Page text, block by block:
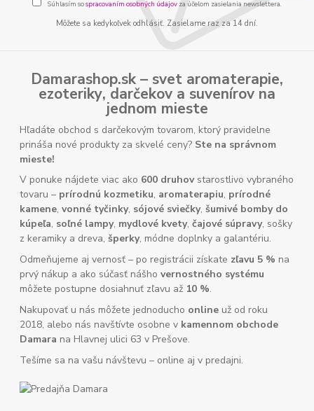
Súhlasím sospracovaním osobných údajov za účelom zasielania newslettera.
Môžete sa kedykoľvek odhlásiť. Zasielame raz za 14 dní.
Damarashop.sk – svet aromaterapie,
ezoteriky, darčekov a suvenírov na
jednom mieste
Hľadáte obchod s darčekovým tovarom, ktorý pravidelne
prináša nové produkty za skvelé ceny? Ste na správnom
mieste!
V ponuke nájdete viac ako 600 druhovstarostlivo vybraného
tovaru – prírodnú kozmetiku, aromaterapiu, prírodné
kamene,vonné tyčinky, sójové sviečky,šumivé bomby do
kúpeľa, soľné lampy, mydlové kvety,čajové súpravy, sošky
z keramiky a dreva,šperky, módne doplnky a galantériu.
Odmeňujeme aj vernosť – po registrácii získate zľavu 5 % na
prvý nákup a ako súčasť nášhovernostného systému
môžete postupne dosiahnuť zľavu až 10 %.
Nakupovať u nás môžete jednoducho online už od roku
2018, alebo nás navštívte osobne v kamennom obchode
Damara na Hlavnej ulici 63 v Prešove.
Tešíme sa na vašu návštevu – online aj v predajni.